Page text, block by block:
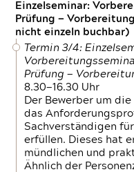
Einzelseminar:
Prüfung —
nicht einzeln buchbar)
Termin 3/4:
Prüfung —
8.30—16.30 Uhr
Der Bewerber um
das
Sachverständigen
erfüllen. Dieses hat
mündlichen und
Ähnlich der